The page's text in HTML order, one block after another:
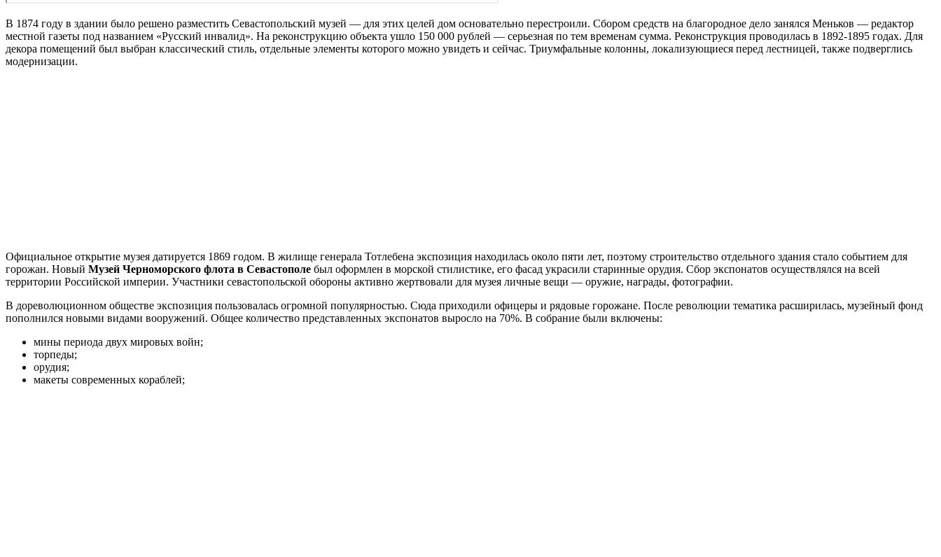
В 1874 году в здании было решено разместить Севастопольский музей — для этих целей дом основательно перестроили. Сбором средств на благородное дело занялся Меньков — редактор
местной газеты под названием «Русский инвалид». На реконструкцию объекта ушло 150 000 рублей — серьезная по тем временам сумма. Реконструкция проводилась в 1892-1895 годах. Для
декора помещений был выбран классический стиль, отдельные элементы которого можно увидеть и сейчас. Триумфальные колонны, локализующиеся перед лестницей, также подверглись
модернизации.
Официальное открытие музея датируется 1869 годом. В жилище генерала Тотлебена экспозиция находилась около пяти лет, поэтому строительство отдельного здания стало событием для
горожан. Новый Музей Черноморского флота в Севастополе был оформлен в морской стилистике, его фасад украсили старинные орудия. Сбор экспонатов осуществлялся на всей
территории Российской империи. Участники севастопольской обороны активно жертвовали для музея личные вещи — оружие, награды, фотографии.
В дореволюционном обществе экспозиция пользовалась огромной популярностью. Сюда приходили офицеры и рядовые горожане. После революции тематика расширилась, музейный фонд
пополнился новыми видами вооружений. Общее количество представленных экспонатов выросло на 70%. В собрание были включены:
мины периода двух мировых войн;
торпеды;
орудия;
макеты современных кораблей;